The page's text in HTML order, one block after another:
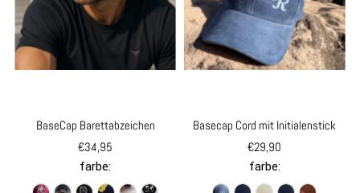
BaseCap Barettabzeichen
€34,95
farbe:
Basecap Cord mit Initialenstick
€29,90
farbe: